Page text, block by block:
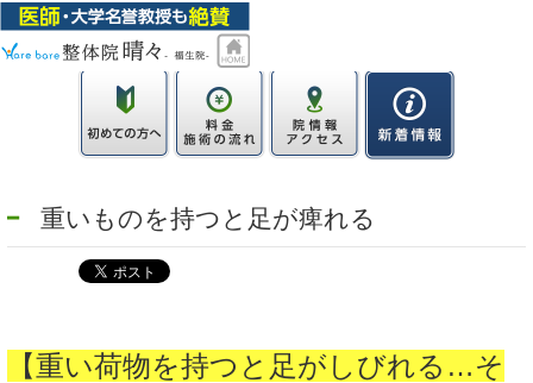
重いものを持つと足が痺れる
【重い荷物を持つと足がしびれる…そ